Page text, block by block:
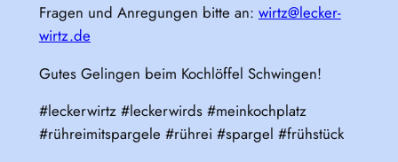
Fragen und Anregungen bitte an: wirtz@lecker-
wirtz.de
Gutes Gelingen beim Kochlöffel Schwingen!
#leckerwirtz #leckerwirds #meinkochplatz
#rühreimitspargele #rührei #spargel #frühstück